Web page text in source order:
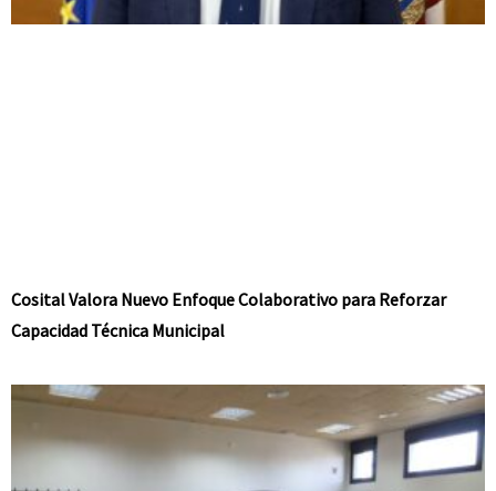
Cosital Valora Nuevo Enfoque Colaborativo para Reforzar
Capacidad Técnica Municipal